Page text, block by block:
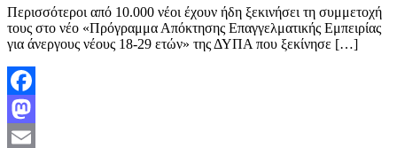
Περισσότεροι από 10.000 νέοι έχουν ήδη ξεκινήσει τη συμμετοχή
τους στο νέο «Πρόγραμμα Απόκτησης Επαγγελματικής Εμπειρίας
για άνεργους νέους 18-29 ετών» της ΔΥΠΑ που ξεκίνησε […]
Facebook
Mastodon